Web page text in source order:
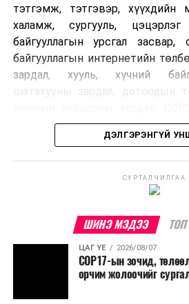
тэтгэмж, тэтгэвэр, хүүхдийн
халамж, сургууль,
байгууллагын урсгал засвар,
байгууллагын интернетийн
зардал, хууль, хүчний
хурлын зардал, Засгийн газрын
хөрөнгийн санхүүжилтийг
шийдвэрлэжээ.
Харин дараах зардлыг
шийдвэртэйгээс бусад
тэмдэглэлт өдөр, найр
ДЭЛГЭРЭНГҮЙ
СУРТАЛЧИЛГАА
ШИНЭ МЭДЭЭ
ЦАГ ҮЕ 2026/08/07
COP17-ын зочид,
орчим жолоочийг